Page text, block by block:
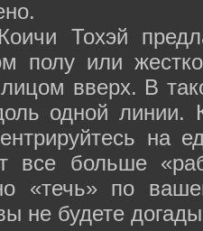
Тохэй
полу или
вверх. В
одной
на
все больше
«течь» по
не будете